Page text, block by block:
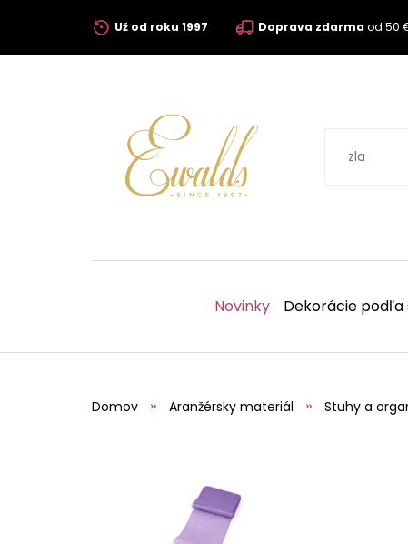
Už od roku 1997 Doprava zdarmaod 50
Novinky Dekorácie podľa
Domov Aranžérsky materiál Stuhy a